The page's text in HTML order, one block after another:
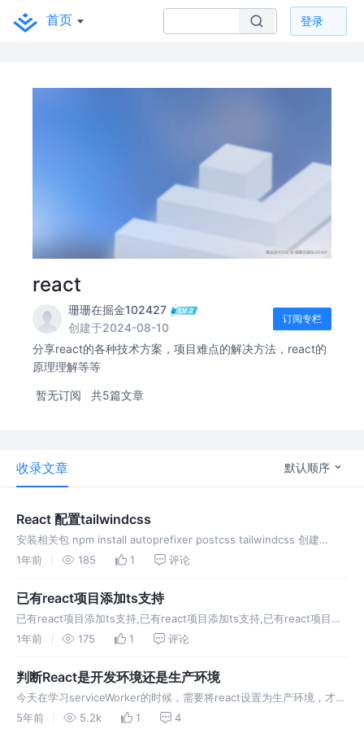
首页 登录
react
珊珊在掘金102427
创建于2024-08-10
订阅专栏
分享react的各种技术方案，项目难点的解决方法，react的
原理理解等等
暂无订阅 共5篇文章
收录文章 默认顺序
React 配置tailwindcss
安装相关包 npm install autoprefixer postcss tailwindcss 创建
tailwindcss以及postcss的配置文件 npx tailwindcss init
1年前 185 1 评论
已有react项目添加ts支持
已有react项目添加ts支持,已有react项目添加ts支持,已有react项目添
加ts支持,已有react项目添加ts支持
1年前 175 1 评论
判断React是开发环境还是生产环境
今天在学习serviceWorker的时候，需要将react设置为生产环境，才能
使用注册serviceWorker。
5年前 5.2k 1 4